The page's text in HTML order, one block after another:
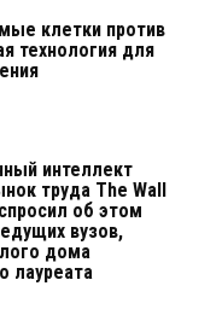
клетки против
технология для
интеллект
труда The Wall
об этом
вузов,
дома
лауреата